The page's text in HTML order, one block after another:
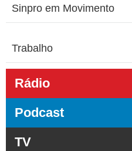
Sinpro em Movimento
Trabalho
Rádio
Podcast
TV